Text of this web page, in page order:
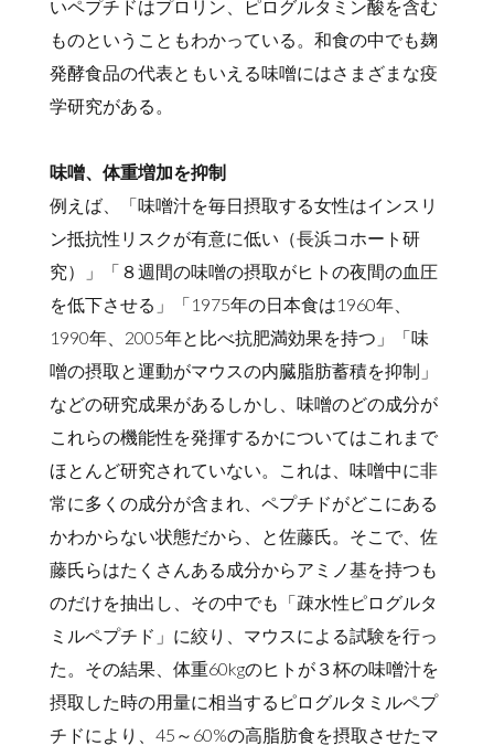
いペプチドはプロリン、ピログルタミン酸を含む
ものということもわかっている。和食の中でも麹
発酵食品の代表ともいえる味噌にはさまざまな疫
学研究がある。
味噌、体重増加を抑制
例えば、「味噌汁を毎日摂取する女性はインスリ
ン抵抗性リスクが有意に低い（長浜コホート研
究）」「８週間の味噌の摂取がヒトの夜間の血圧
を低下させる」「1975年の日本食は1960年、
1990年、2005年と比べ抗肥満効果を持つ」「味
噌の摂取と運動がマウスの内臓脂肪蓄積を抑制」
などの研究成果があるしかし、味噌のどの成分が
これらの機能性を発揮するかについてはこれまで
ほとんど研究されていない。これは、味噌中に非
常に多くの成分が含まれ、ペプチドがどこにある
かわからない状態だから、と佐藤氏。そこで、佐
藤氏らはたくさんある成分からアミノ基を持つも
のだけを抽出し、その中でも「疎水性ピログルタ
ミルペプチド」に絞り、マウスによる試験を行っ
た。その結果、体重60kgのヒトが３杯の味噌汁を
摂取した時の用量に相当するピログルタミルペプ
チドにより、45～60%の高脂肪食を摂取させたマ